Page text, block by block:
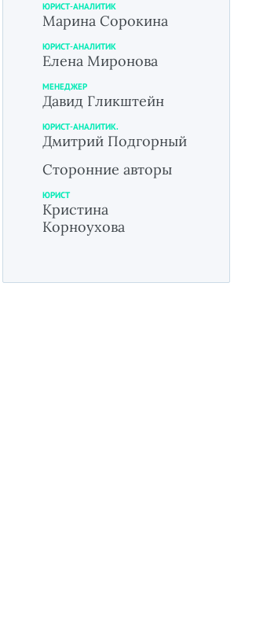
ЮРИСТ-АНАЛИТИК
Марина Сорокина
ЮРИСТ-АНАЛИТИК
Елена Миронова
МЕНЕДЖЕР
Давид Гликштейн
ЮРИСТ-АНАЛИТИК.
Дмитрий Подгорный
Сторонние авторы
ЮРИСТ
Кристина
Корноухова